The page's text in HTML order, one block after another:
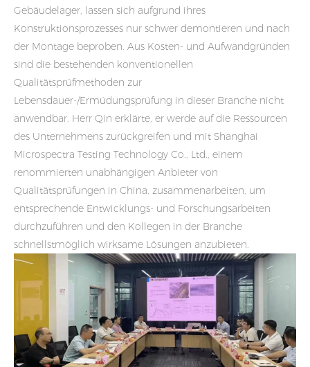
Gebäudelager, lassen sich aufgrund ihres
Konstruktionsprozesses nur schwer demontieren und nach
der Montage beproben. Aus Kosten- und Aufwandgründen
sind die bestehenden konventionellen
Qualitätsprüfmethoden zur
Lebensdauer-/Ermüdungsprüfung in dieser Branche nicht
anwendbar. Herr Qin erklärte, er werde auf die Ressourcen
des Unternehmens zurückgreifen und mit Shanghai
Microspectra Testing Technology Co., Ltd., einem
renommierten unabhängigen Anbieter von
Qualitätsprüfungen in China, zusammenarbeiten, um
entsprechende Entwicklungs- und Forschungsarbeiten
durchzuführen und den Kollegen in der Branche
schnellstmöglich wirksame Lösungen anzubieten.